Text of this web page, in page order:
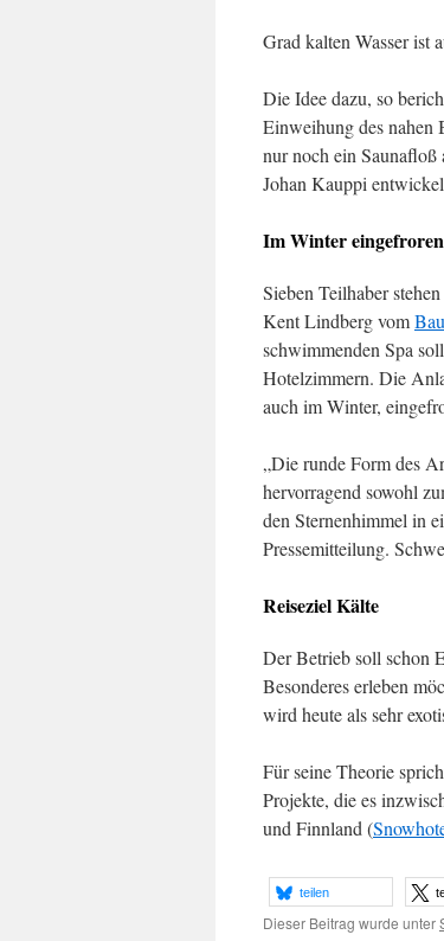
Grad kalten Wasser ist
Die Idee dazu, so
Einweihung des nahen
nur noch ein Saunafloß
Johan Kauppi
Im Winter
Sieben Teilhaber
Kent Lindberg vom
schwimmenden Spa
Hotelzimmern. Die
auch im Winter,
„Die runde Form des
hervorragend sowohl
den Sternenhimmel in
Pressemitteilung.
Reiseziel Kälte
Der Betrieb soll schon
Besonderes erleben
wird heute als sehr
Für seine Theorie
Projekte, die es
und Finnland (
teilen
Dieser Beitrag wurde unter